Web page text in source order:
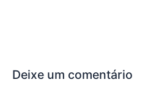
Deixe um comentário